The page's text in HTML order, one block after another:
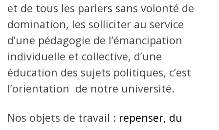
et de tous les parlers sans volonté de
domination, les solliciter au service
d’une pédagogie de l’émancipation
individuelle et collective, d’une
éducation des sujets politiques, c’est
l’orientation de notre université.
Nos objets de travail : repenser, du